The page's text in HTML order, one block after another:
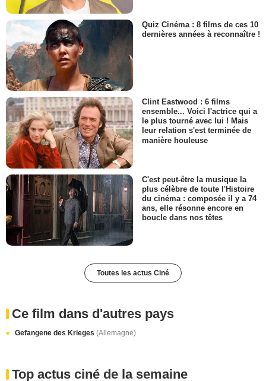
Quiz Cinéma : 8 films de ces 10
dernières années à reconnaître !
Clint Eastwood : 6 films
ensemble... Voici l'actrice qui a
le plus tourné avec lui ! Mais
leur relation s'est terminée de
manière houleuse
C'est peut-être la musique la
plus célèbre de toute l'Histoire
du cinéma : composée il y a 74
ans, elle résonne encore en
boucle dans nos têtes
Toutes les actus Ciné
Ce film dans d'autres pays
Gefangene des Krieges (Allemagne)
Top actus ciné de la semaine